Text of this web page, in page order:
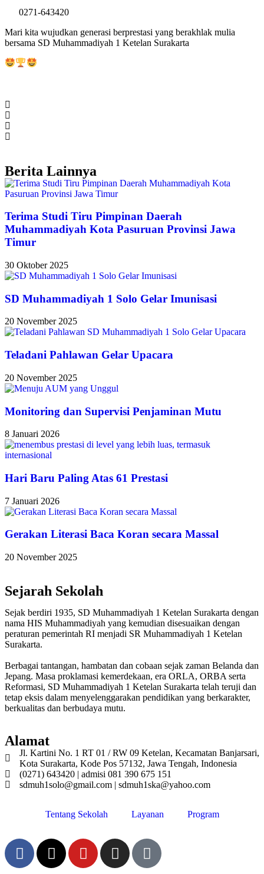
0271-643420
Mari kita wujudkan generasi berprestasi yang berakhlak mulia
bersama SD Muhammadiyah 1 Ketelan Surakarta
Berita Lainnya
Terima Studi Tiru Pimpinan Daerah
Muhammadiyah Kota Pasuruan Provinsi Jawa
Timur
30 Oktober 2025
SD Muhammadiyah 1 Solo Gelar Imunisasi
20 November 2025
Teladani Pahlawan Gelar Upacara
20 November 2025
Monitoring dan Supervisi Penjaminan Mutu
8 Januari 2026
Hari Baru Paling Atas 61 Prestasi
7 Januari 2026
Gerakan Literasi Baca Koran secara Massal
20 November 2025
Sejarah Sekolah
Sejak berdiri 1935, SD Muhammadiyah 1 Ketelan Surakarta dengan
nama HIS Muhammadiyah yang kemudian disesuaikan dengan
peraturan pemerintah RI menjadi SR Muhammadiyah 1 Ketelan
Surakarta.
Berbagai tantangan, hambatan dan cobaan sejak zaman Belanda dan
Jepang. Masa proklamasi kemerdekaan, era ORLA, ORBA serta
Reformasi, SD Muhammadiyah 1 Ketelan Surakarta telah teruji dan
tetap eksis dalam menyelenggarakan pendidikan yang berkarakter,
berkualitas dan berbudaya mutu.
Alamat
Jl. Kartini No. 1 RT 01 / RW 09 Ketelan, Kecamatan Banjarsari,
Kota Surakarta, Kode Pos 57132, Jawa Tengah, Indonesia
(0271) 643420 | admisi 081 390 675 151
sdmuh1solo@gmail.com | sdmuh1ska@yahoo.com
Tentang Sekolah Layanan Program